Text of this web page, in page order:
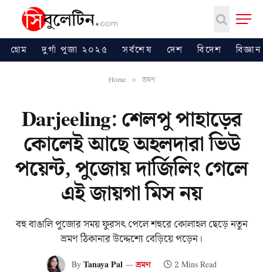
হোম দুর্গা পূজা ২০২৫ সর্বশেষ দেশ বিদেশ
Home » ভ্রমণ
Darjeeling: শেলপু পাহাড়ের
কোলেই আছে অহলদারা ভিউ
পয়েন্ট, পুজোয় দার্জিলিং গেলে
এই জায়গা মিস নয়
বহু বাঙালি পুজোর সময় ফুরসৎ পেলে শহুরে কোলাহল ছেড়ে নতুন
ভ্রমণ ঠিকানার উদ্দেশ্যে বেড়িয়ে পড়েন।
By Tanaya Pal ভ্রমণ 2 Mins Read